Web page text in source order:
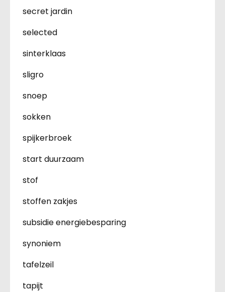
secret jardin
selected
sinterklaas
sligro
snoep
sokken
spijkerbroek
start duurzaam
stof
stoffen zakjes
subsidie energiebesparing
synoniem
tafelzeil
tapijt